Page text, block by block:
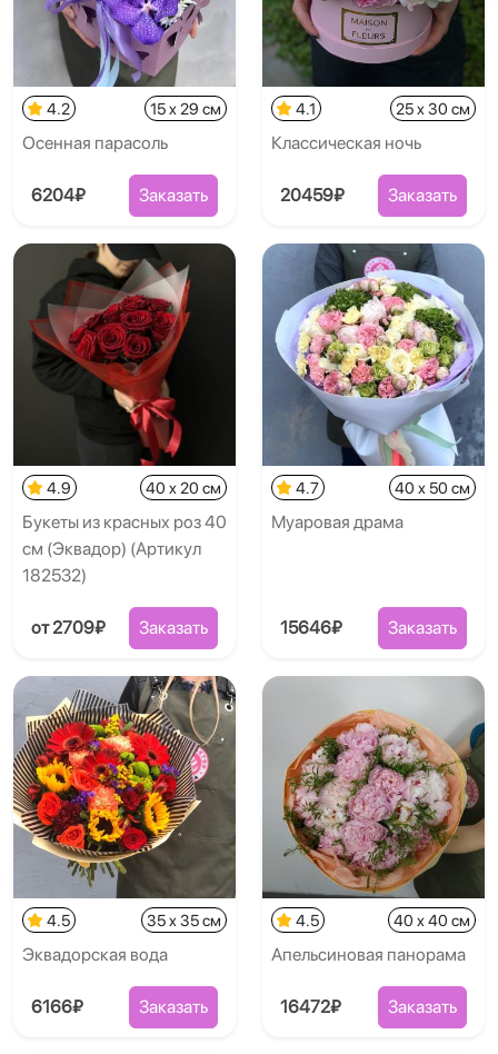
4.2 15 x 29 см
Осенная парасоль
6204₽ Заказать
4.1 25 x 30 см
Классическая ночь
20459₽ Заказать
4.9 40 x 20 см
Букеты из красных роз 40
см (Эквадор) (Артикул
182532)
от 2709₽ Заказать
4.7 40 x 50 см
Муаровая драма
15646₽ Заказать
4.5 35 x 35 см
Эквадорская вода
6166₽ Заказать
4.5 40 x 40 см
Апельсиновая панорама
16472₽ Заказать